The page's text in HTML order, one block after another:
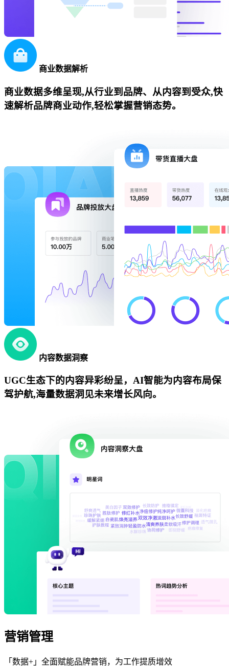
商业数据解析
商业数据多维呈现,从行业到品牌、从内容到受众,快
速解析品牌商业动作,轻松掌握营销态势。
内容数据洞察
UGC生态下的内容异彩纷呈，AI智能为内容布局保
驾护航,海量数据洞见未来增长风向。
营销管理
「数据+」全面赋能品牌营销，为工作提质增效